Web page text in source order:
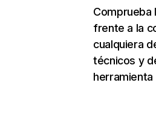
Comprueba
frente a la
cualquiera
técnicos y
herramienta